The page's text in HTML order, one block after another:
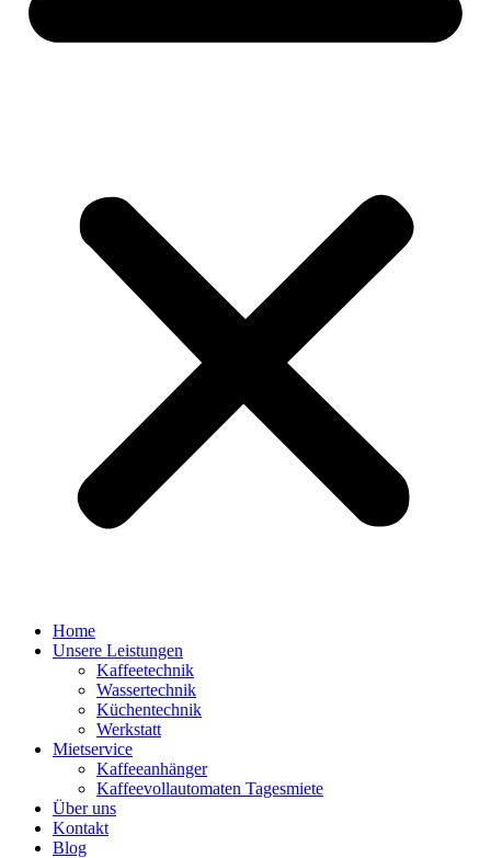
Home
Unsere Leistungen
Kaffeetechnik
Wassertechnik
Küchentechnik
Werkstatt
Mietservice
Kaffeeanhänger
Kaffeevollautomaten Tagesmiete
Über uns
Kontakt
Blog